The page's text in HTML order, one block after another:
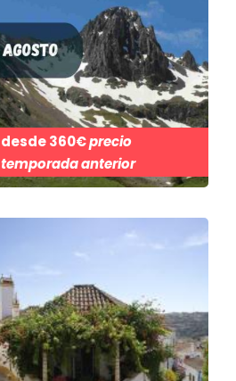
desde360€precio
temporada anterior